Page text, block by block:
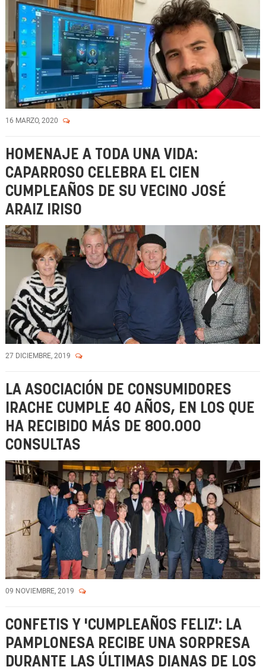
16 MARZO, 2020
HOMENAJE A TODA UNA VIDA:
CAPARROSO CELEBRA EL CIEN
CUMPLEAÑOS DE SU VECINO JOSÉ
ARAIZ IRISO
27 DICIEMBRE, 2019
LA ASOCIACIÓN DE CONSUMIDORES
IRACHE CUMPLE 40 AÑOS, EN LOS QUE
HA RECIBIDO MÁS DE 800.000
CONSULTAS
09 NOVIEMBRE, 2019
CONFETIS Y 'CUMPLEAÑOS FELIZ': LA
PAMPLONESA RECIBE UNA SORPRESA
DURANTE LAS ÚLTIMAS DIANAS DE LOS